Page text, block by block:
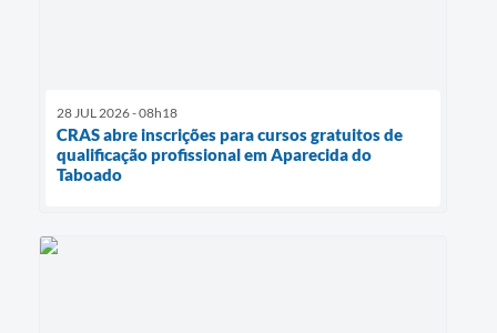
28 JUL 2026 - 08h18
CRAS abre inscrições para cursos gratuitos de
qualificação profissional em Aparecida do
Taboado